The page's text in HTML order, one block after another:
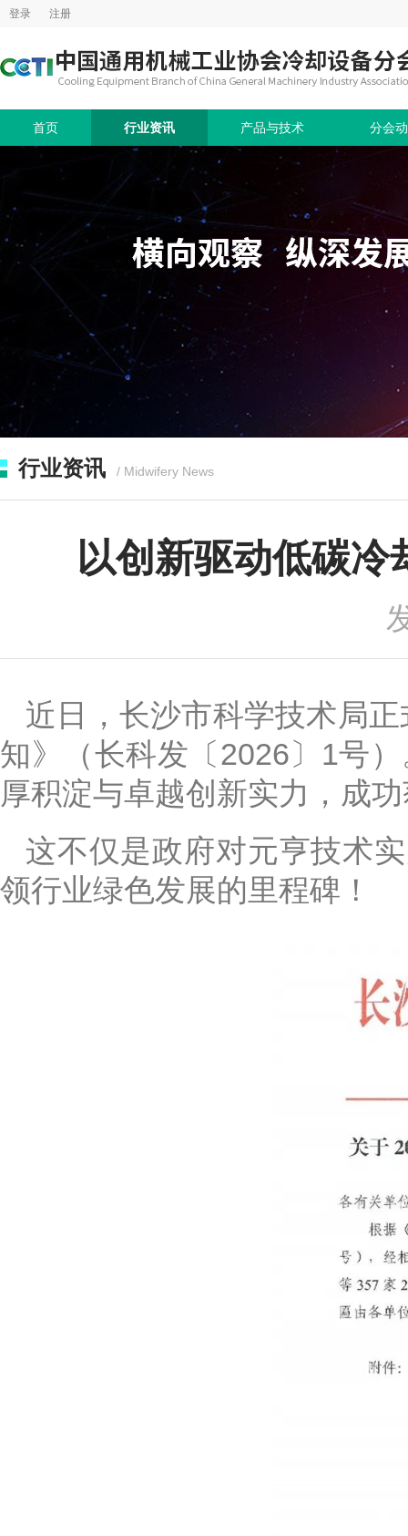
登录 注册
首页 行业资讯 产品与技术 分会
行业资讯 / Midwifery News
以创新驱动低碳冷
近日，长沙市科学技术局
知》（长科发〔2026〕1号
厚积淀与卓越创新实力，成
这不仅是政府对元亨技术
领行业绿色发展的里程碑！